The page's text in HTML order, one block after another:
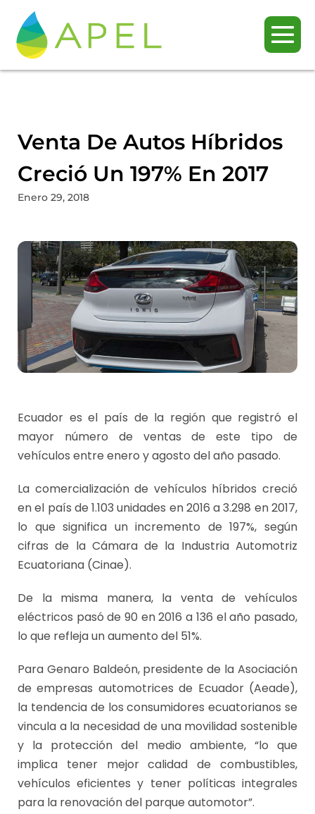
Venta De Autos Híbridos
Creció Un 197% En 2017
Enero 29, 2018
Ecuador es el país de la región que registró el
mayor número de ventas de este tipo de
vehículos entre enero y agosto del año pasado.
La comercialización de vehículos híbridos creció
en el país de 1.103 unidades en 2016 a 3.298 en 2017,
lo que significa un incremento de 197%, según
cifras de la Cámara de la Industria Automotriz
Ecuatoriana (Cinae).
De la misma manera, la venta de vehículos
eléctricos pasó de 90 en 2016 a 136 el año pasado,
lo que refleja un aumento del 51%.
Para Genaro Baldeón, presidente de la Asociación
de empresas automotrices de Ecuador (Aeade),
la tendencia de los consumidores ecuatorianos se
vincula a la necesidad de una movilidad sostenible
y la protección del medio ambiente, “lo que
implica tener mejor calidad de combustibles,
vehículos eficientes y tener políticas integrales
para la renovación del parque automotor”.